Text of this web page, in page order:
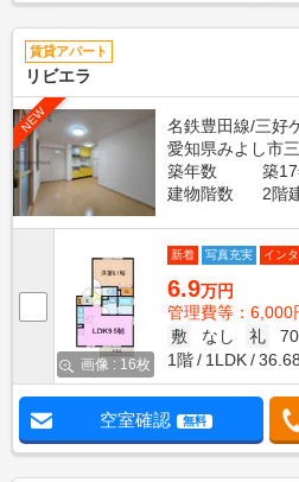
賃貸アパート
リビエラ
NEW
名鉄豊田線/三好
愛知県みよし市
築年数
築
建物階数
2階
画像 : 16枚
新着 写真充実 イン
6.9万円
管理費等：6,000
敷
なし 礼
1階
1LDK
空室確認 無料